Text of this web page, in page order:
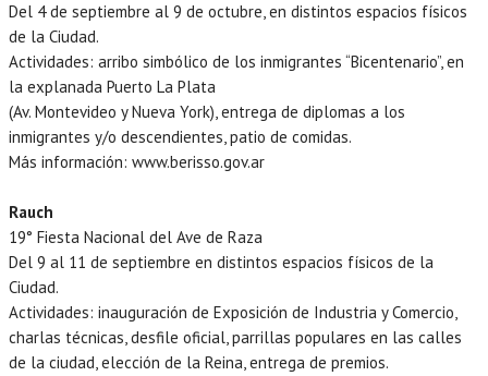
Del 4 de septiembre al 9 de octubre, en distintos espacios físicos
de la Ciudad.
Actividades: arribo simbólico de los inmigrantes “Bicentenario”, en
la explanada Puerto La Plata
(Av. Montevideo y Nueva York), entrega de diplomas a los
inmigrantes y/o descendientes, patio de comidas.
Más información: www.berisso.gov.ar
Rauch
19° Fiesta Nacional del Ave de Raza
Del 9 al 11 de septiembre en distintos espacios físicos de la
Ciudad.
Actividades: inauguración de Exposición de Industria y Comercio,
charlas técnicas, desfile oficial, parrillas populares en las calles
de la ciudad, elección de la Reina, entrega de premios.